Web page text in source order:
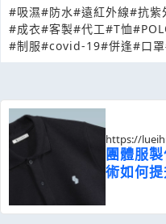
#吸濕#防水#遠紅外線#抗紫
#成衣#客製#代工#T恤
#制服#covid-19#併逢#口罩
https://
團體服
術如何